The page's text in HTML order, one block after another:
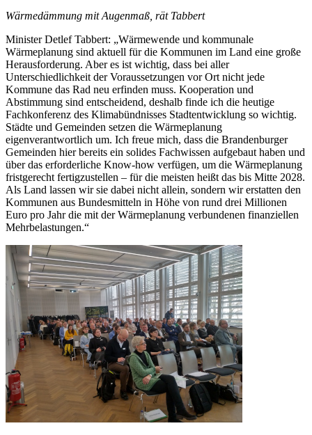
Wärmedämmung mit Augenmaß, rät Tabbert
Minister Detlef Tabbert: „Wärmewende und kommunale
Wärmeplanung sind aktuell für die Kommunen im Land eine große
Herausforderung. Aber es ist wichtig, dass bei aller
Unterschiedlichkeit der Voraussetzungen vor Ort nicht jede
Kommune das Rad neu erfinden muss. Kooperation und
Abstimmung sind entscheidend, deshalb finde ich die heutige
Fachkonferenz des Klimabündnisses Stadtentwicklung so wichtig.
Städte und Gemeinden setzen die Wärmeplanung
eigenverantwortlich um. Ich freue mich, dass die Brandenburger
Gemeinden hier bereits ein solides Fachwissen aufgebaut haben und
über das erforderliche Know-how verfügen, um die Wärmeplanung
fristgerecht fertigzustellen – für die meisten heißt das bis Mitte 2028.
Als Land lassen wir sie dabei nicht allein, sondern wir erstatten den
Kommunen aus Bundesmitteln in Höhe von rund drei Millionen
Euro pro Jahr die mit der Wärmeplanung verbundenen finanziellen
Mehrbelastungen.“